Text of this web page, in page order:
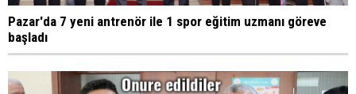
Pazar'da 7 yeni antrenör ile 1 spor eğitim uzmanı göreve
başladı